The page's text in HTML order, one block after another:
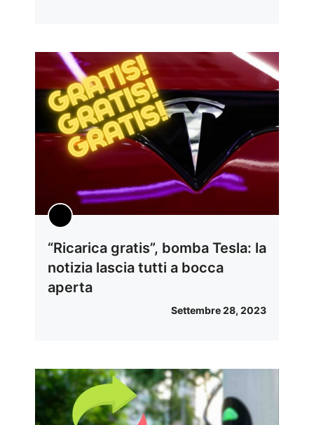
“Ricarica gratis”, bomba Tesla: la
notizia lascia tutti a bocca
aperta
Settembre 28, 2023